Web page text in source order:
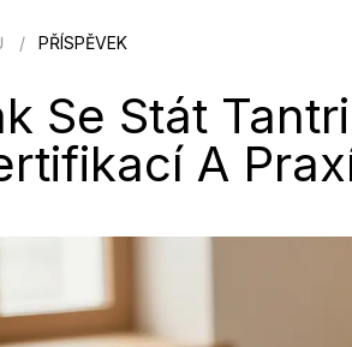
PŘÍSPĚVEK
Se Stát
A